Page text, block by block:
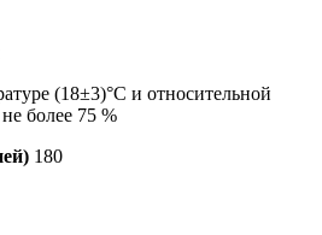
(18±3)°С и относительной
более 75 %
180